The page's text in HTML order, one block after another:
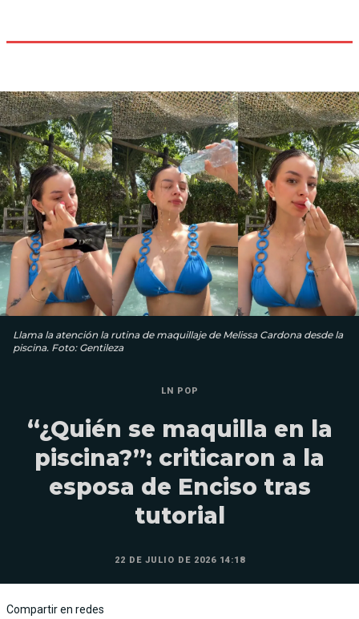
Llama la atención la rutina de maquillaje de Melissa Cardona desde la
piscina. Foto: Gentileza
LN POP
“¿Quién se maquilla en la
piscina?”: criticaron a la
esposa de Enciso tras
tutorial
22 DE JULIO DE 2026 14:18
Compartir en redes